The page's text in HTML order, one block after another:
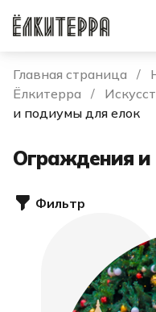
Главная страница
Ёлкитерра
и подиумы для елок
Ограждения и
Фильтр